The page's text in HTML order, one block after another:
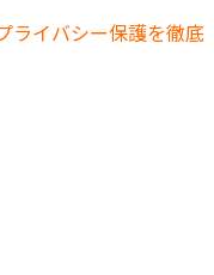
ライバシー保護を徹底